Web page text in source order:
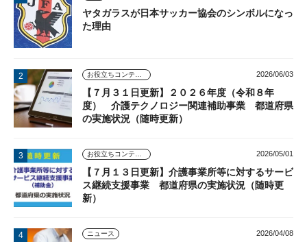
ヤタガラスが日本サッカー協会のシンボルになっ
た理由
お役立ちコンテンツ 2026/06/03
【７月３１日更新】２０２６年度（令和８年
度） 介護テクノロジー関連補助事業 都道府県
の実施状況（随時更新）
お役立ちコンテンツ 2026/05/01
【７月１３日更新】介護事業所等に対するサービ
ス継続支援事業 都道府県の実施状況（随時更
新）
ニュース 2026/04/08